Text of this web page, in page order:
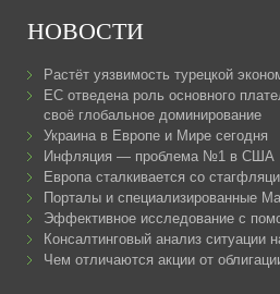
НОВОСТИ
Растёт уязвимость турецкой
ЕС отведена роль основного
своё глобальное доминирование
Украина в Европе и Мире сегодня
Инфляция — проблема №1 в США
Европа сталкивается со
Порталы и специализированные
Эффективное исследование с
Консалтинговый анализ ситуации
Чем отличаются акции от